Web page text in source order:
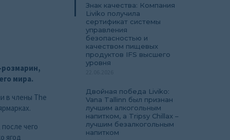
розмарин,
мира.
в члены The
чего
ягод
Знак качества: Компания
Liviko получила
сертификат системы
управления
безопасностью и
качеством пищевых
продуктов IFS высшего
уровня
Двойная победа Liviko:
Vana Tallinn был признан
лучшим алкогольным
напитком, а Tripsy Chillax –
лучшим безалкогольным
напитком